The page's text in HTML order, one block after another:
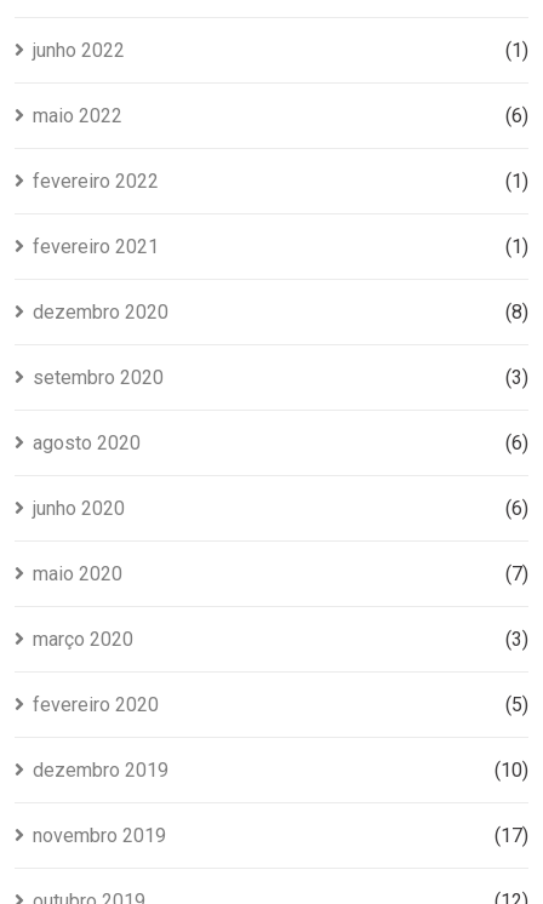
junho 2022 (1)
maio 2022 (6)
fevereiro 2022 (1)
fevereiro 2021 (1)
dezembro 2020 (8)
setembro 2020 (3)
agosto 2020 (6)
junho 2020 (6)
maio 2020 (7)
março 2020 (3)
fevereiro 2020 (5)
dezembro 2019 (10)
novembro 2019 (17)